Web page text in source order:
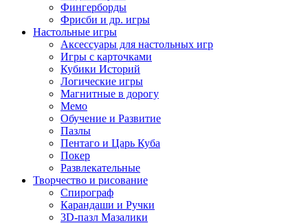
Фингерборды
Фрисби и др. игры
Настольные игры
Аксессуары для настольных игр
Игры с карточками
Кубики Историй
Логические игры
Магнитные в дорогу
Мемо
Обучение и Развитие
Пазлы
Пентаго и Царь Куба
Покер
Развлекательные
Творчество и рисование
Спирограф
Карандаши и Ручки
3D-пазл Мазалики